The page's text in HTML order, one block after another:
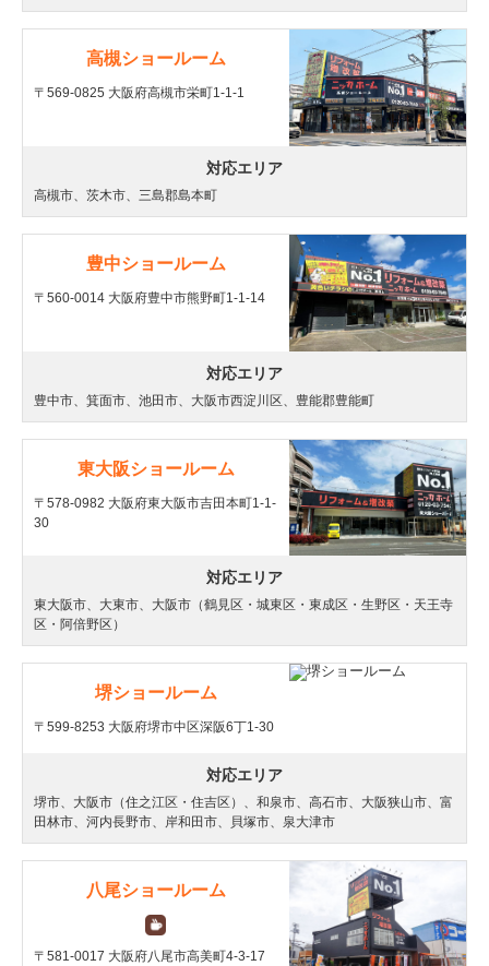
高槻ショールーム
〒569-0825 大阪府高槻市栄町1-1-1
対応エリア
高槻市、茨木市、三島郡島本町
豊中ショールーム
〒560-0014 大阪府豊中市熊野町1-1-14
対応エリア
豊中市、箕面市、池田市、大阪市西淀川区、豊能郡豊能町
東大阪ショールーム
〒578-0982 大阪府東大阪市吉田本町1-1-
30
対応エリア
東大阪市、大東市、大阪市（鶴見区・城東区・東成区・生野区・天王寺
区・阿倍野区）
堺ショールーム
〒599-8253 大阪府堺市中区深阪6丁1-30
対応エリア
堺市、大阪市（住之江区・住吉区）、和泉市、高石市、大阪狭山市、富
田林市、河内長野市、岸和田市、貝塚市、泉大津市
八尾ショールーム
〒581-0017 大阪府八尾市高美町4-3-17